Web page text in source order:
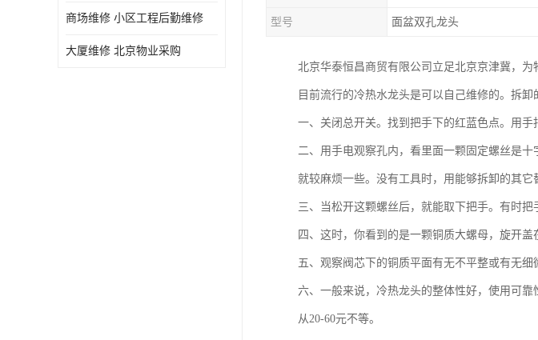
商场维修 小区工程后勤维修
大厦维修 北京物业采购
型号 面盆双孔龙头
北京华泰恒昌商贸有限公司立足北京京津冀，
目前流行的冷热水龙头是可以自己维修的。拆卸
一、关闭总开关。找到把手下的红蓝色点。用手
二、用手电观察孔内，看里面一颗固定螺丝是
就较麻烦一些。没有工具时，用能够拆卸的其它
三、当松开这颗螺丝后，就能取下把手。有时
四、这时，你看到的是一颗铜质大螺母，旋开
五、观察阀芯下的铜质平面有无不平整或有无
六、一般来说，冷热龙头的整体性好，使用可
从20-60元不等。